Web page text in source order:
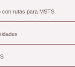
con rutas para MSTS